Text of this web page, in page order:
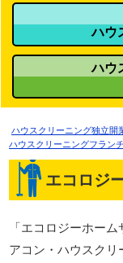
ハウ
ハウ
ハウスクリーニング独立開
ハウスクリーニングフラン
エコロジ
「エコロジーホー
アコン・ハウスク